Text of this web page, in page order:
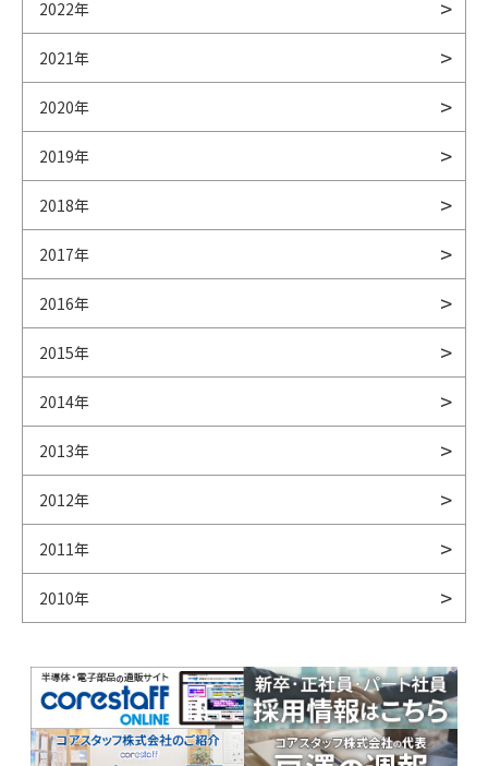
2022年
2021年
2020年
2019年
2018年
2017年
2016年
2015年
2014年
2013年
2012年
2011年
2010年